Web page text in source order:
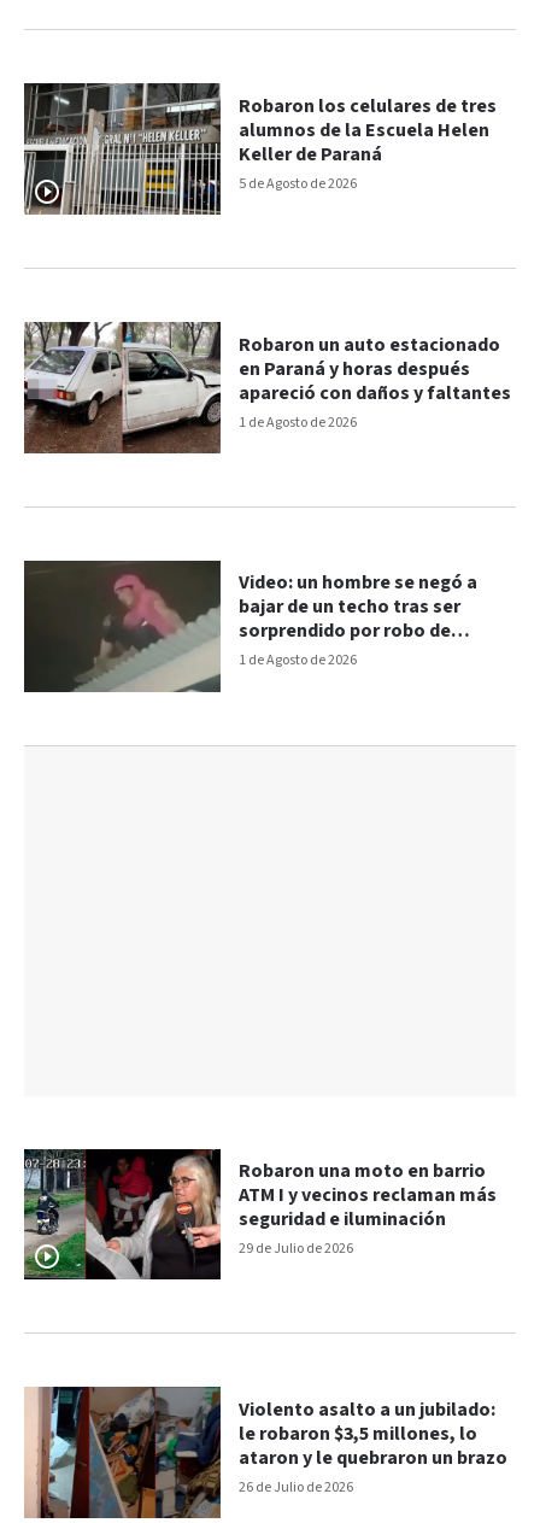
5 de Agosto de 2026
Robaron los celulares de tres
alumnos de la Escuela Helen
Keller de Paraná
1 de Agosto de 2026
Robaron un auto estacionado
en Paraná y horas después
apareció con daños y faltantes
1 de Agosto de 2026
Video: un hombre se negó a
bajar de un techo tras ser
sorprendido por robo de
limones
29 de Julio de 2026
Robaron una moto en barrio
ATM I y vecinos reclaman más
seguridad e iluminación
26 de Julio de 2026
Violento asalto a un jubilado:
le robaron $3,5 millones, lo
ataron y le quebraron un brazo